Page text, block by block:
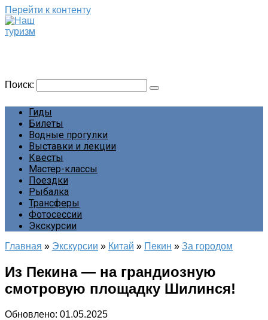
Перейти к контенту
Поиск:
Гиды
Билеты
Водные прогулки
Выставки и лекции
Квесты
Мастер-классы
Поездки
Рыбалка
Трансферы
Фотосессии
Экскурсии
Главная » Экскурсии » Китай » Пекин » За городом
Из Пекина — на грандиозную
смотровую площадку Шилинся!
Обновлено: 01.05.2025